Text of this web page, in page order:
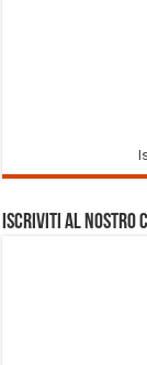
Iscriviti al nostro